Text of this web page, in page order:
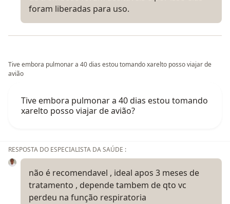
foram liberadas para uso.
Tive embora pulmonar a 40 dias estou tomando xarelto posso viajar de
avião
Tive embora pulmonar a 40 dias estou tomando
xarelto posso viajar de avião?
RESPOSTA DO ESPECIALISTA DA SAÚDE :
não é recomendavel , ideal apos 3 meses de
tratamento , depende tambem de qto vc
perdeu na função respiratoria